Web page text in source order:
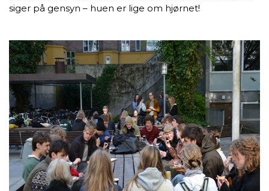
siger på gensyn – huen er lige om hjørnet!